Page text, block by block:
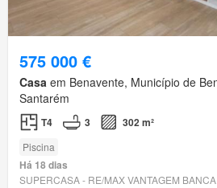
575 000 €
Casa em Benavente, Município de
Santarém
T4 3 302 m²
Piscina
Há 18 dias
SUPERCASA - RE/MAX VANTAGEM BANCA